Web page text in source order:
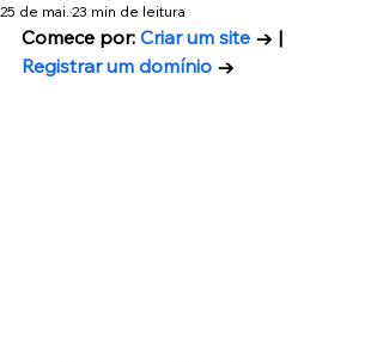
25 de mai. 23 min de leitura
Comece por: Criar um site → |
Registrar um domínio →